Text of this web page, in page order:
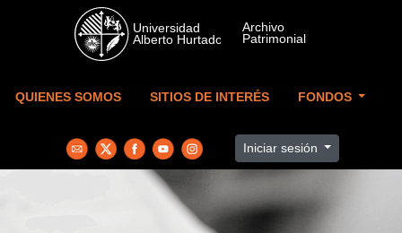
Skip to main content
QUIENES SOMOS SITIOS DE INTERÉS FONDOS
Iniciar sesión